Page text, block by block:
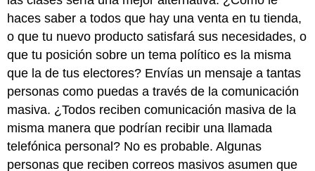
haces saber a todos que hay una venta en tu tienda,
o que tu nuevo producto satisfará sus necesidades, o
que tu posición sobre un tema político es la misma
que la de tus electores? Envías un mensaje a tantas
personas como puedas a través de la comunicación
masiva. ¿Todos reciben comunicación masiva de la
misma manera que podrían recibir una llamada
telefónica personal? No es probable. Algunas
personas que reciben correos masivos asumen que